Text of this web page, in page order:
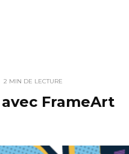
2 MIN DE LECTURE
avec FrameArt